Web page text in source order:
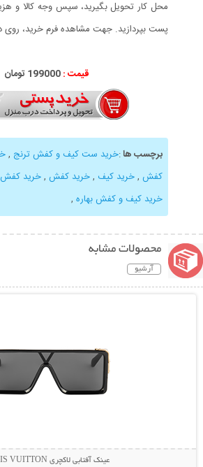
محل کار تحویل بگیرید، سپس وجه کالا و
پست بپردازید. جهت مشاهده فرم خرید، روی
قیمت :199000 تومان
برچسب ها:خرید ست کیف و کفش ترنج ,
کفش ,خرید کیف ,خرید کفش ,خرید
خرید کیف و کفش بهاره ,
محصولات مشابه
آرشیو
عینک آفتابی لاکچری LOUIS VUITTON